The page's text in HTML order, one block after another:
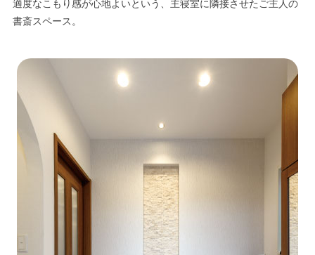
適度なこもり感が心地よいという、主寝室に隣接させたご主人の
書斎スペース。